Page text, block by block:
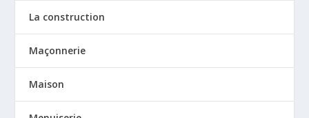
La construction
Maçonnerie
Maison